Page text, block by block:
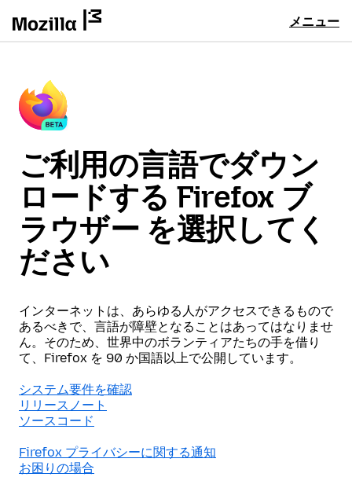
メニュー
ご利用の言語でダウン
ロードする Firefox ブ
ラウザー を選択してく
ださい
インターネットは、あらゆる人がアクセスできるもので
あるべきで、言語が障壁となることはあってはなりませ
ん。そのため、世界中のボランティアたちの手を借り
て、Firefox を 90 か国語以上で公開しています。
システム要件を確認
リリースノート
ソースコード
Firefox プライバシーに関する通知
お困りの場合